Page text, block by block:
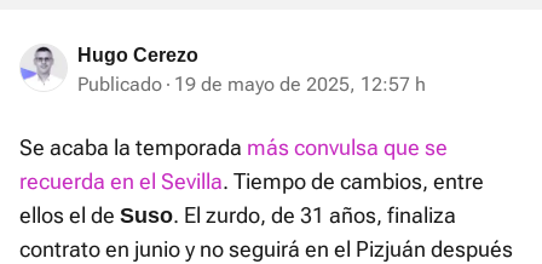
Hugo Cerezo
Publicado 19 de mayo de 2025, 12:57 h
Se acaba la temporada más convulsa que se
recuerda en el Sevilla. Tiempo de cambios, entre
ellos el de Suso. El zurdo, de 31 años, finaliza
contrato en junio y no seguirá en el Pizjuán después